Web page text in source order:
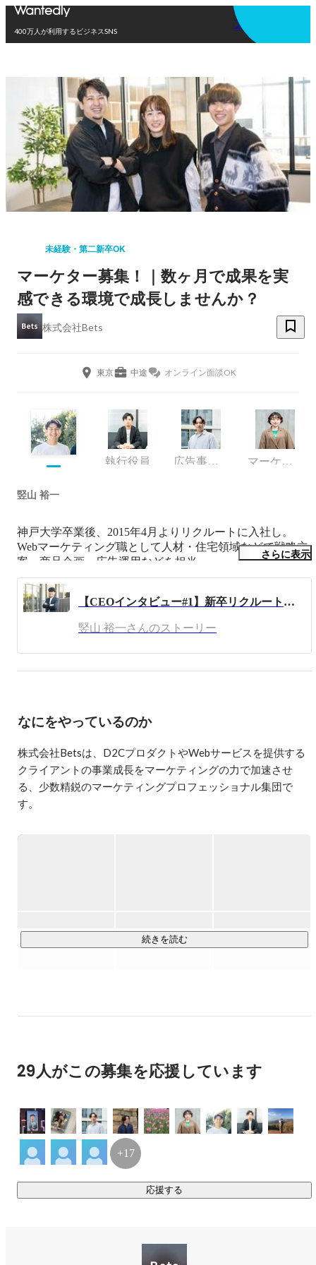
400万人が利用するビジネスSNS
アプリを使う
未経験・第二新卒OK
マーケター募集！｜数ヶ月で成果を実
感できる環境で成長しませんか？
株式会社Bets
東京 中途 オンライン面談OK
執行役員 広告事業部 マーケティング
竪山 裕一
神戸大学卒業後、2015年4月よりリクルートに入社し。
Webマーケティング職として人材・住宅領域などで戦略立
案、商品企画、広告運用などを担当。
2018年3月にBetsを創業し、WEB広告代理業を中心に事業
を展開。
さらに表示
【CEOインタビュー#1】新卒リクルートを経て、D2Cマーケティングカンパニー創業へ
竪山 裕一さんのストーリー
なにをやっているのか
株式会社Betsは、D2CプロダクトやWebサービスを提供する
クライアントの事業成長をマーケティングの力で加速させ
る、少数精鋭のマーケティングプロフェッショナル集団で
す。
▼Betsの由来
とが当たり前の存在になります。そして、その関係には、言
値を、もっと自然に、もっと心地よく、世の中に広げる存在
▼Betsの支援実績例
年商数億円〜数千億円規模の事業会社様を中心に、マーケテ
ィング戦略の立案から実行まで一貫した支援を行っていま
・大手ゲーム企業 – 新規ユーザー獲得戦略の策定・運用支援
続きを読む
29人がこの募集を応援しています
応援する
+17